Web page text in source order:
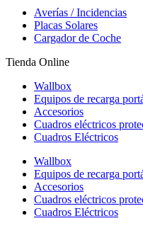
Averías / Incidencias
Placas Solares
Cargador de Coche
Tienda Online
Wallbox
Equipos de recarga
Accesorios
Cuadros eléctricos
Cuadros Eléctricos
Wallbox
Equipos de recarga
Accesorios
Cuadros eléctricos
Cuadros Eléctricos